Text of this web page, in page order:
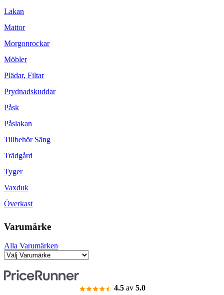
Lakan
Mattor
Morgonrockar
Möbler
Plädar, Filtar
Prydnadskuddar
Påsk
Påslakan
Tillbehör Säng
Trädgård
Tyger
Vaxduk
Överkast
Varumärke
Alla Varumärken
4.5 av 5.0